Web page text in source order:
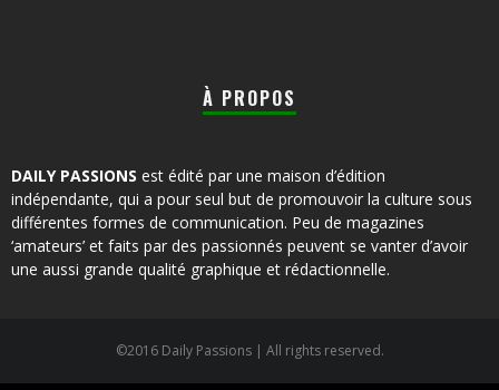
À PROPOS
DAILY PASSIONS est édité par une maison d’édition
indépendante, qui a pour seul but de promouvoir la culture sous
différentes formes de communication. Peu de magazines
‘amateurs’ et faits par des passionnés peuvent se vanter d’avoir
une aussi grande qualité graphique et rédactionnelle.
©2016 Daily Passions | All rights reserved.